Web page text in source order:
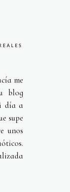
me
blog
día a
supe
unos